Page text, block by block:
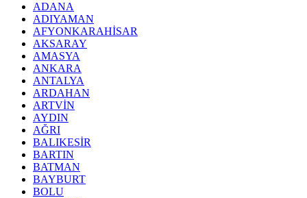
ADANA
ADIYAMAN
AFYONKARAHİSAR
AKSARAY
AMASYA
ANKARA
ANTALYA
ARDAHAN
ARTVİN
AYDIN
AĞRI
BALIKESİR
BARTIN
BATMAN
BAYBURT
BOLU